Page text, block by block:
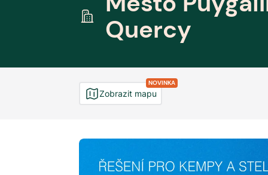
Quercy
NOVINKA
Zobrazit mapu